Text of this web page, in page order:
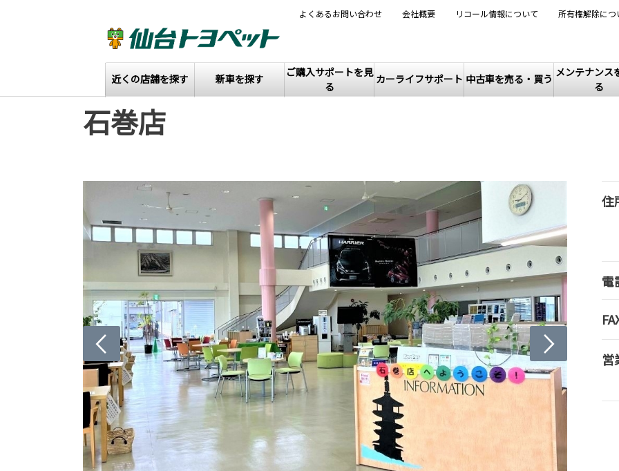
近くの店舗を探す 新車を探す
ご購入サポートを見
る
カーライフサポート 中古車を売る・買う メンテナンス
る
よくあるお問い合わせ 会社概要 リコール情報について 所有権解除につ
石巻店
住
電
営